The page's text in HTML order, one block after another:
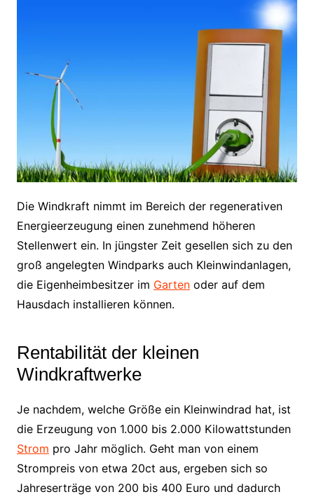
Die Windkraft nimmt im Bereich der regenerativen
Energieerzeugung einen zunehmend höheren
Stellenwert ein. In jüngster Zeit gesellen sich zu den
groß angelegten Windparks auch Kleinwindanlagen,
die Eigenheimbesitzer im Gartenoder auf dem
Hausdach installieren können.
Rentabilität der kleinen
Windkraftwerke
Je nachdem, welche Größe ein Kleinwindrad hat, ist
die Erzeugung von 1.000 bis 2.000 Kilowattstunden
Strom pro Jahr möglich. Geht man von einem
Strompreis von etwa 20ct aus, ergeben sich so
Jahreserträge von 200 bis 400 Euro und dadurch